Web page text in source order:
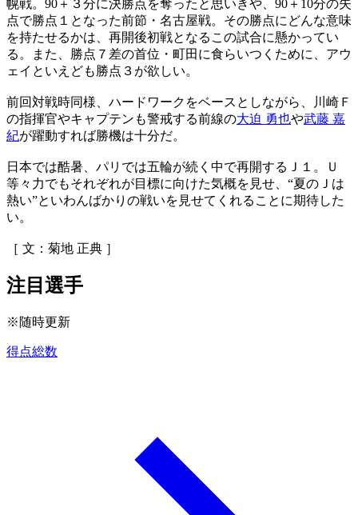
幌戦。90＋３分に決勝点を奪ったと思いきや、90＋10分の失
点で勝点１となった前節・名古屋戦。その勝点にどんな意味
を持たせるかは、再開後初戦となるこの試合に懸かってい
る。また、勝点７差の首位・町田に食らいつくために、アウ
ェイといえども勝点３が欲しい。
前回対戦時同様、ハードワークをベースとしながら、川崎Ｆ
の指揮官やキャプテンも警戒する前線の大迫 勇也や武藤 嘉
紀が躍動すれば勝機は十分だ。
日本では酷暑、パリでは五輪が続く中で再開するＪ１。Ｕ
等々力でもそれぞれが目標に向けた気概を見せ、“夏のＪは
熱い”といわんばかりの戦いを見せてくれることに期待した
い。
［ 文：菊地 正典 ］
注目選手
※随時更新
得点総数